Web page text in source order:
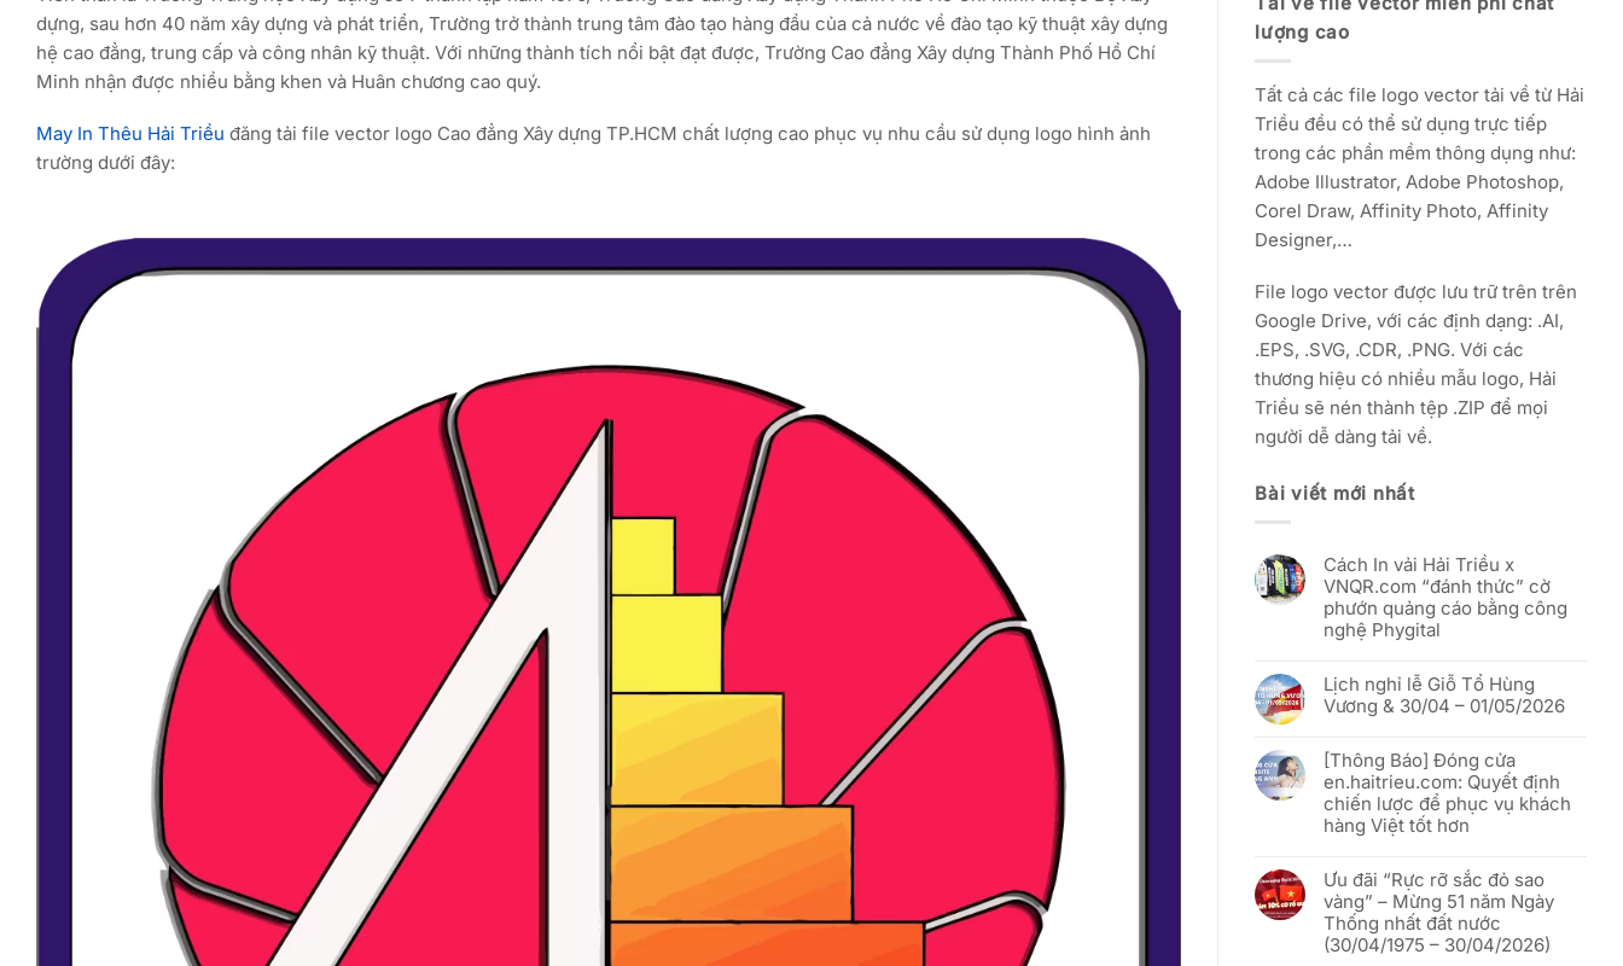
dựng, sau hơn 40 năm xây dựng và phát triển, Trường trở thành trung tâm đào tạo hàng đầu của cả nước về đào tạo kỹ thuật xây dựng
hệ cao đẳng, trung cấp và công nhân kỹ thuật. Với những thành tích nổi bật đạt được, Trường Cao đẳng Xây dựng Thành Phố Hồ Chí
Minh nhận được nhiều bằng khen và Huân chương cao quý.
May In Thêu Hải Triều đăng tải file vector logo Cao đẳng Xây dựng TP.HCM chất lượng cao phục vụ nhu cầu sử dụng logo hình ảnh
trường dưới đây:
lượng cao
Tất cả các file logo vector tải về từ Hải
Triều đều có thể sử dụng trực tiếp
trong các phần mềm thông dụng như:
Adobe Illustrator, Adobe Photoshop,
Corel Draw, Affinity Photo, Affinity
Designer,…
File logo vector được lưu trữ trên trên
Google Drive, với các định dạng: .AI,
.EPS, .SVG, .CDR, .PNG. Với các
thương hiệu có nhiều mẫu logo, Hải
Triều sẽ nén thành tệp .ZIP để mọi
người dễ dàng tải về.
Bài viết mới nhất
Cách In vải Hải Triều x
VNQR.com “đánh thức” cờ
phướn quảng cáo bằng công
nghệ Phygital
bình
luận
ở
vải
Hải
Triều
x
VNQR.com
“đánh
phướn
quảng
cáo
bằng
công
nghệ
Phygital
Lịch nghỉ lễ Giỗ Tổ Hùng
Vương & 30/04 – 01/05/2026
bình
luận
ở
Lịch
nghỉ
lễ
Hùng
Vương
&
30/04
01/05/2026
[Thông Báo] Đóng cửa
en.haitrieu.com: Quyết định
chiến lược để phục vụ khách
hàng Việt tốt hơn
bình
luận
ở
[Thông
Báo]
Đóng
Ưu đãi “Rực rỡ sắc đỏ sao
vàng” – Mừng 51 năm Ngày
Thống nhất đất nước
(30/04/1975 – 30/04/2026)